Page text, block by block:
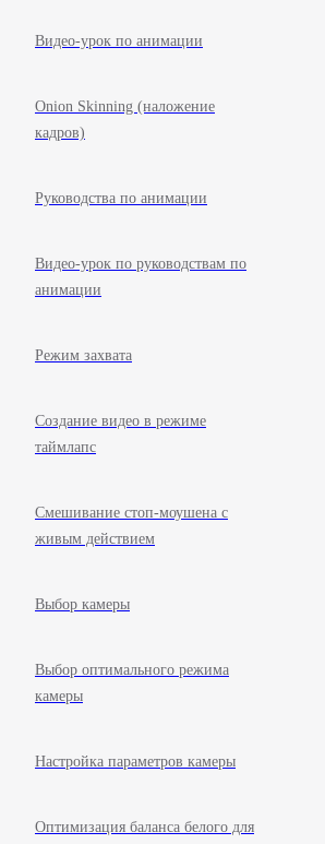
Видео-урок по анимации
Onion Skinning (наложение
кадров)
Руководства по анимации
Видео-урок по руководствам по
анимации
Режим захвата
Создание видео в режиме
таймлапс
Смешивание стоп-моушена с
живым действием
Выбор камеры
Выбор оптимального режима
камеры
Настройка параметров камеры
Оптимизация баланса белого для
STOP